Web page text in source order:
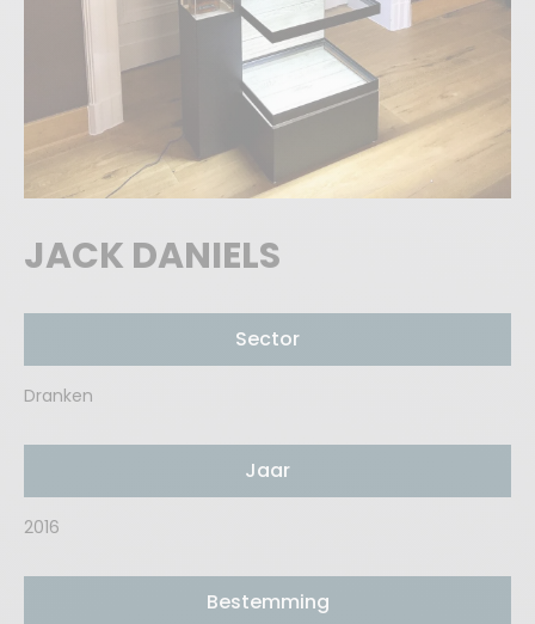
JACK DANIELS
Sector
Dranken
Jaar
2016
Bestemming